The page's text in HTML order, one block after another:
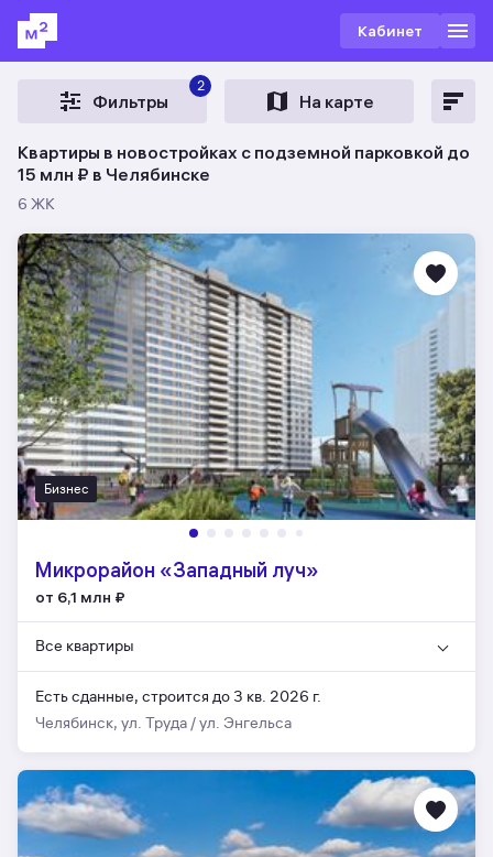
Кабинет
Фильтры
2
На карте
Квартиры в новостройках с подземной парковкой до
15 млн ₽ в Челябинске
6 ЖК
Бизнес
Микрорайон «Западный луч»
от 6,1 млн ₽
Все квартиры
Есть сданные, строится до 3 кв. 2026 г.
Челябинск, ул. Труда / ул. Энгельса